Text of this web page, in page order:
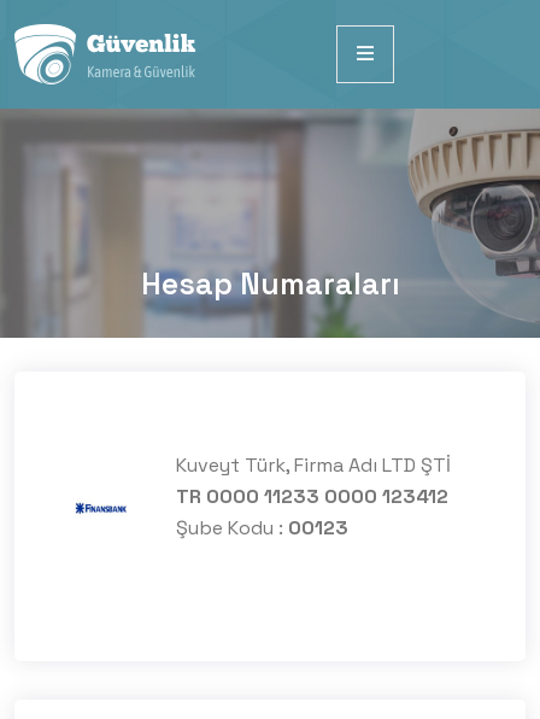
Hesap Numaraları
Kuveyt Türk, Firma Adı LTD ŞTİ
TR 0000 11233 0000 123412
Şube Kodu : 00123